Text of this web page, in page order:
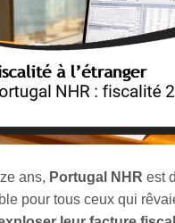
ans, Portugal NHR est
pour tous ceux qui